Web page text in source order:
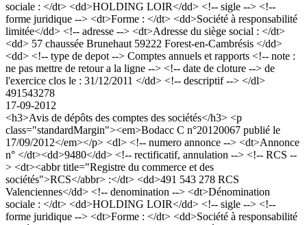
sociale : </dt> <dd>HOLDING LOIR</dd> <!-- sigle --> <!--
forme juridique --> <dt>Forme : </dt> <dd>Société à responsabilité
limitée</dd> <!-- adresse --> <dt>Adresse du siège social : </dt>
<dd> 57 chaussée Brunehaut 59222 Forest-en-Cambrésis </dd>
<dd> <!-- type de depot --> Comptes annuels et rapports <!-- note :
ne pas mettre de retour a la ligne --> <!-- date de cloture --> de
l'exercice clos le : 31/12/2011 </dd> <!-- descriptif --> </dl>
491543278
17-09-2012
<h3>Avis de dépôts des comptes des sociétés</h3> <p
class="standardMargin"><em>Bodacc C n°20120067 publié le
17/09/2012</em></p> <dl> <!-- numero annonce --> <dt>Annonce
n° </dt><dd>9480</dd> <!-- rectificatif, annulation --> <!-- RCS --
> <dt><abbr title="Registre du commerce et des
sociétés">RCS</abbr> :</dt> <dd>491 543 278 RCS
Valenciennes</dd> <!-- denomination --> <dt>Dénomination
sociale : </dt> <dd>HOLDING LOIR</dd> <!-- sigle --> <!--
forme juridique --> <dt>Forme : </dt> <dd>Société à responsabilité